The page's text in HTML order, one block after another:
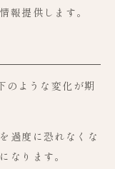
報提供します。
のような変化が期
過度に恐れなくな
なります。